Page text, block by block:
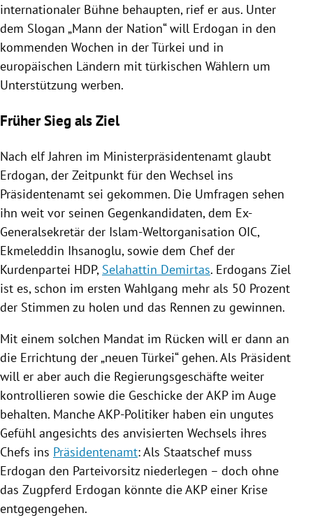
internationaler Bühne behaupten, rief er aus. Unter
dem Slogan „Mann der Nation“ will Erdogan in den
kommenden Wochen in derTürkei und in
europäischen Ländern mit türkischen Wählern um
Unterstützung werben.
Früher Sieg als Ziel
Nach elf Jahren im Ministerpräsidentenamt glaubt
Erdogan, der Zeitpunkt für den Wechsel ins
Präsidentenamt sei gekommen. Die Umfragen sehen
ihn weit vor seinen Gegenkandidaten, dem Ex-
Generalsekretär der Islam-Weltorganisation OIC,
Ekmeleddin Ihsanoglu, sowie dem Chef der
Kurdenpartei HDP, Selahattin Demirtas. Erdogans Ziel
ist es, schon im ersten Wahlgang mehr als 50 Prozent
der Stimmen zu holen und das Rennen zu gewinnen.
Mit einem solchen Mandat im Rücken will er dann an
die Errichtung der „neuen Türkei“ gehen. Als Präsident
will er aber auch die Regierungsgeschäfte weiter
kontrollieren sowie die Geschicke der AKP im Auge
behalten. Manche AKP-Politiker haben ein ungutes
Gefühl angesichts des anvisierten Wechsels ihres
Chefs ins Präsidentenamt: Als Staatschef muss
Erdogan den Parteivorsitz niederlegen – doch ohne
das Zugpferd Erdogan könnte die AKP einer Krise
entgegengehen.